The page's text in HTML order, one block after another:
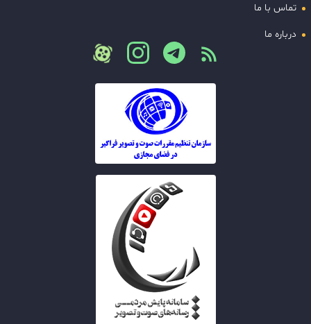
تماس با ما
درباره ما